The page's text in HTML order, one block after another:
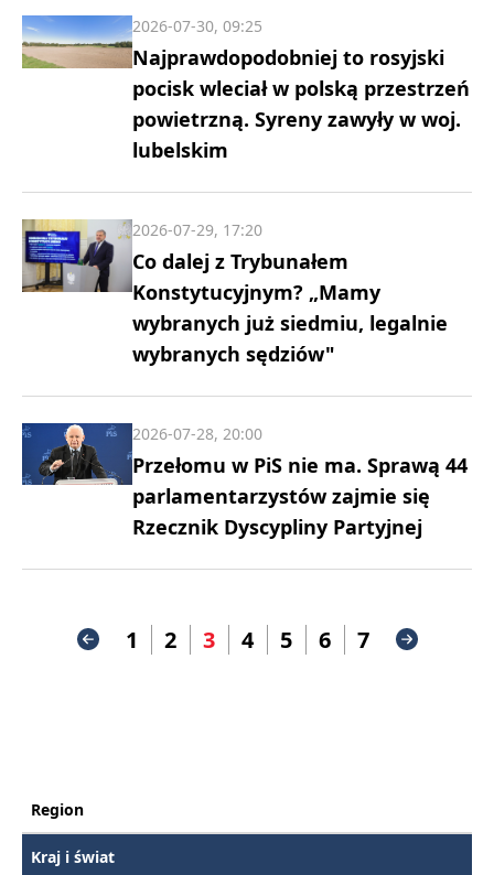
Najprawdopodobniej to rosyjski
pocisk wleciał w polską przestrzeń
powietrzną. Syreny zawyły w woj.
lubelskim
2026-07-30, 09:25
Co dalej z Trybunałem
Konstytucyjnym? „Mamy
wybranych już siedmiu, legalnie
wybranych sędziów"
2026-07-29, 17:20
Przełomu w PiS nie ma. Sprawą 44
parlamentarzystów zajmie się
Rzecznik Dyscypliny Partyjnej
2026-07-28, 20:00
1 2 3 4 5 6 7
Region
Kraj i świat